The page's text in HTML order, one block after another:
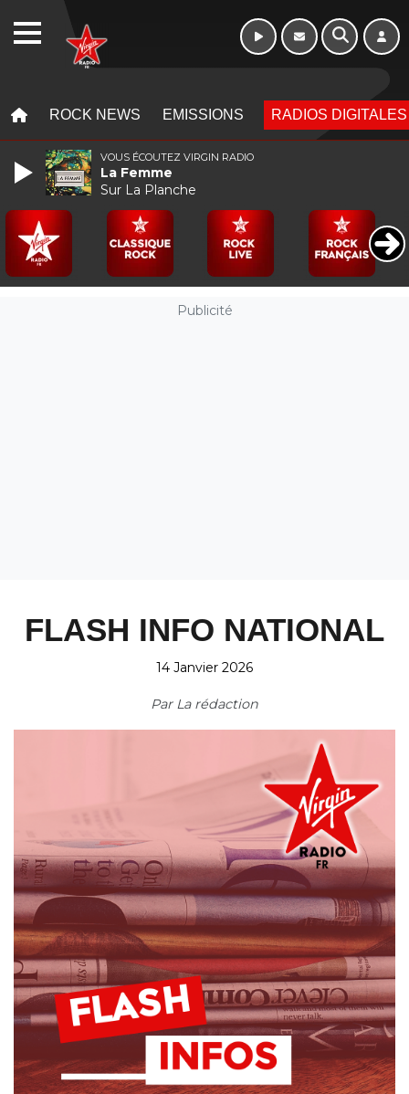
ROCK NEWS EMISSIONS RADIOS DIGITALES
Publicité
FLASH INFO NATIONAL
14 Janvier 2026
Par La rédaction
VOUS ÉCOUTEZ VIRGIN RADIO
La Femme
Sur La Planche
WEBRADIO 10h - 13h